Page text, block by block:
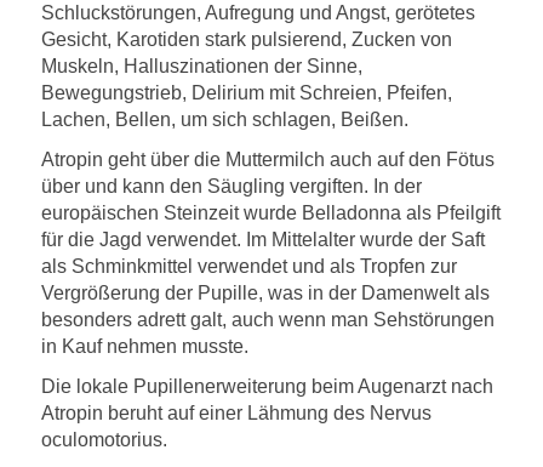
Schluckstörungen, Aufregung und Angst, gerötetes
Gesicht, Karotiden stark pulsierend, Zucken von
Muskeln, Halluszinationen der Sinne,
Bewegungstrieb, Delirium mit Schreien, Pfeifen,
Lachen, Bellen, um sich schlagen, Beißen.
Atropin geht über die Muttermilch auch auf den Fötus
über und kann den Säugling vergiften. In der
europäischen Steinzeit wurde Belladonna als Pfeilgift
für die Jagd verwendet. Im Mittelalter wurde der Saft
als Schminkmittel verwendet und als Tropfen zur
Vergrößerung der Pupille, was in der Damenwelt als
besonders adrett galt, auch wenn man Sehstörungen
in Kauf nehmen musste.
Die lokale Pupillenerweiterung beim Augenarzt nach
Atropin beruht auf einer Lähmung des Nervus
oculomotorius.